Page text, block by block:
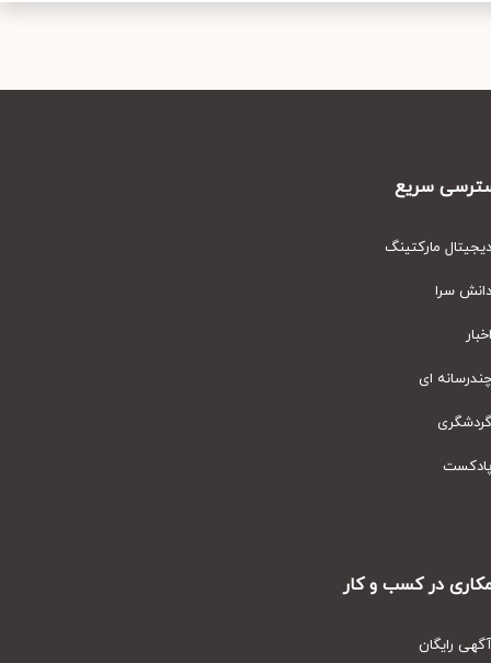
سریع
مارکتینگ
سرا
ای
در کسب و کار
رایگان